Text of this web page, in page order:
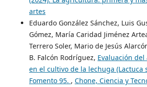
artes
Eduardo González Sánchez, Luis
Gómez, María Caridad Jiménez
Terrero Soler, Mario de Jesús
B. Falcón Rodríguez, Evaluación
en el cultivo de la lechuga (Lactuca
Fomento 95. , Chone, Ciencia y